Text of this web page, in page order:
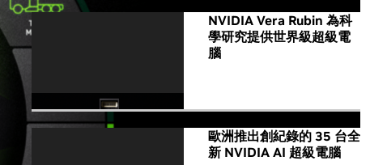
NVIDIA Vera Rubin 為科
學研究提供世界級超級電
腦
歐洲推出創紀錄的 35 台全
新 NVIDIA AI 超級電腦